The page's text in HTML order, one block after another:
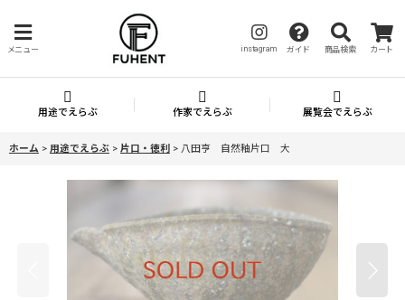
メニュー instagram ガイド 商品検索 カート
用途でえらぶ 作家でえらぶ 展覧会でえらぶ
ホーム > 用途でえらぶ > 片口・徳利 > 八田亨 自然釉片口 大